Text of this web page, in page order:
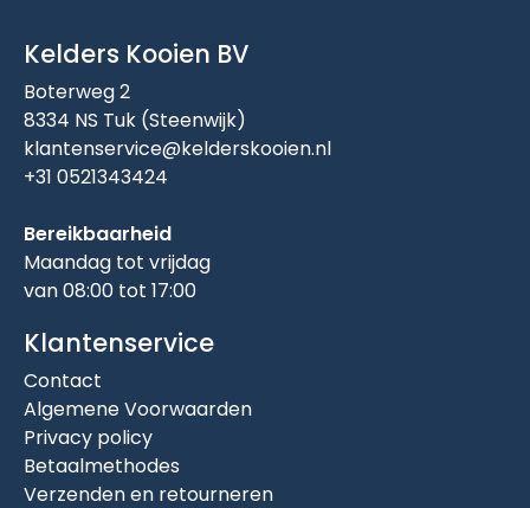
Kelders Kooien BV
Boterweg 2
8334 NS Tuk (Steenwijk)
klantenservice@kelderskooien.nl
+31 0521343424
Bereikbaarheid
Maandag tot vrijdag
van 08:00 tot 17:00
Klantenservice
Contact
Algemene Voorwaarden
Privacy policy
Betaalmethodes
Verzenden en retourneren